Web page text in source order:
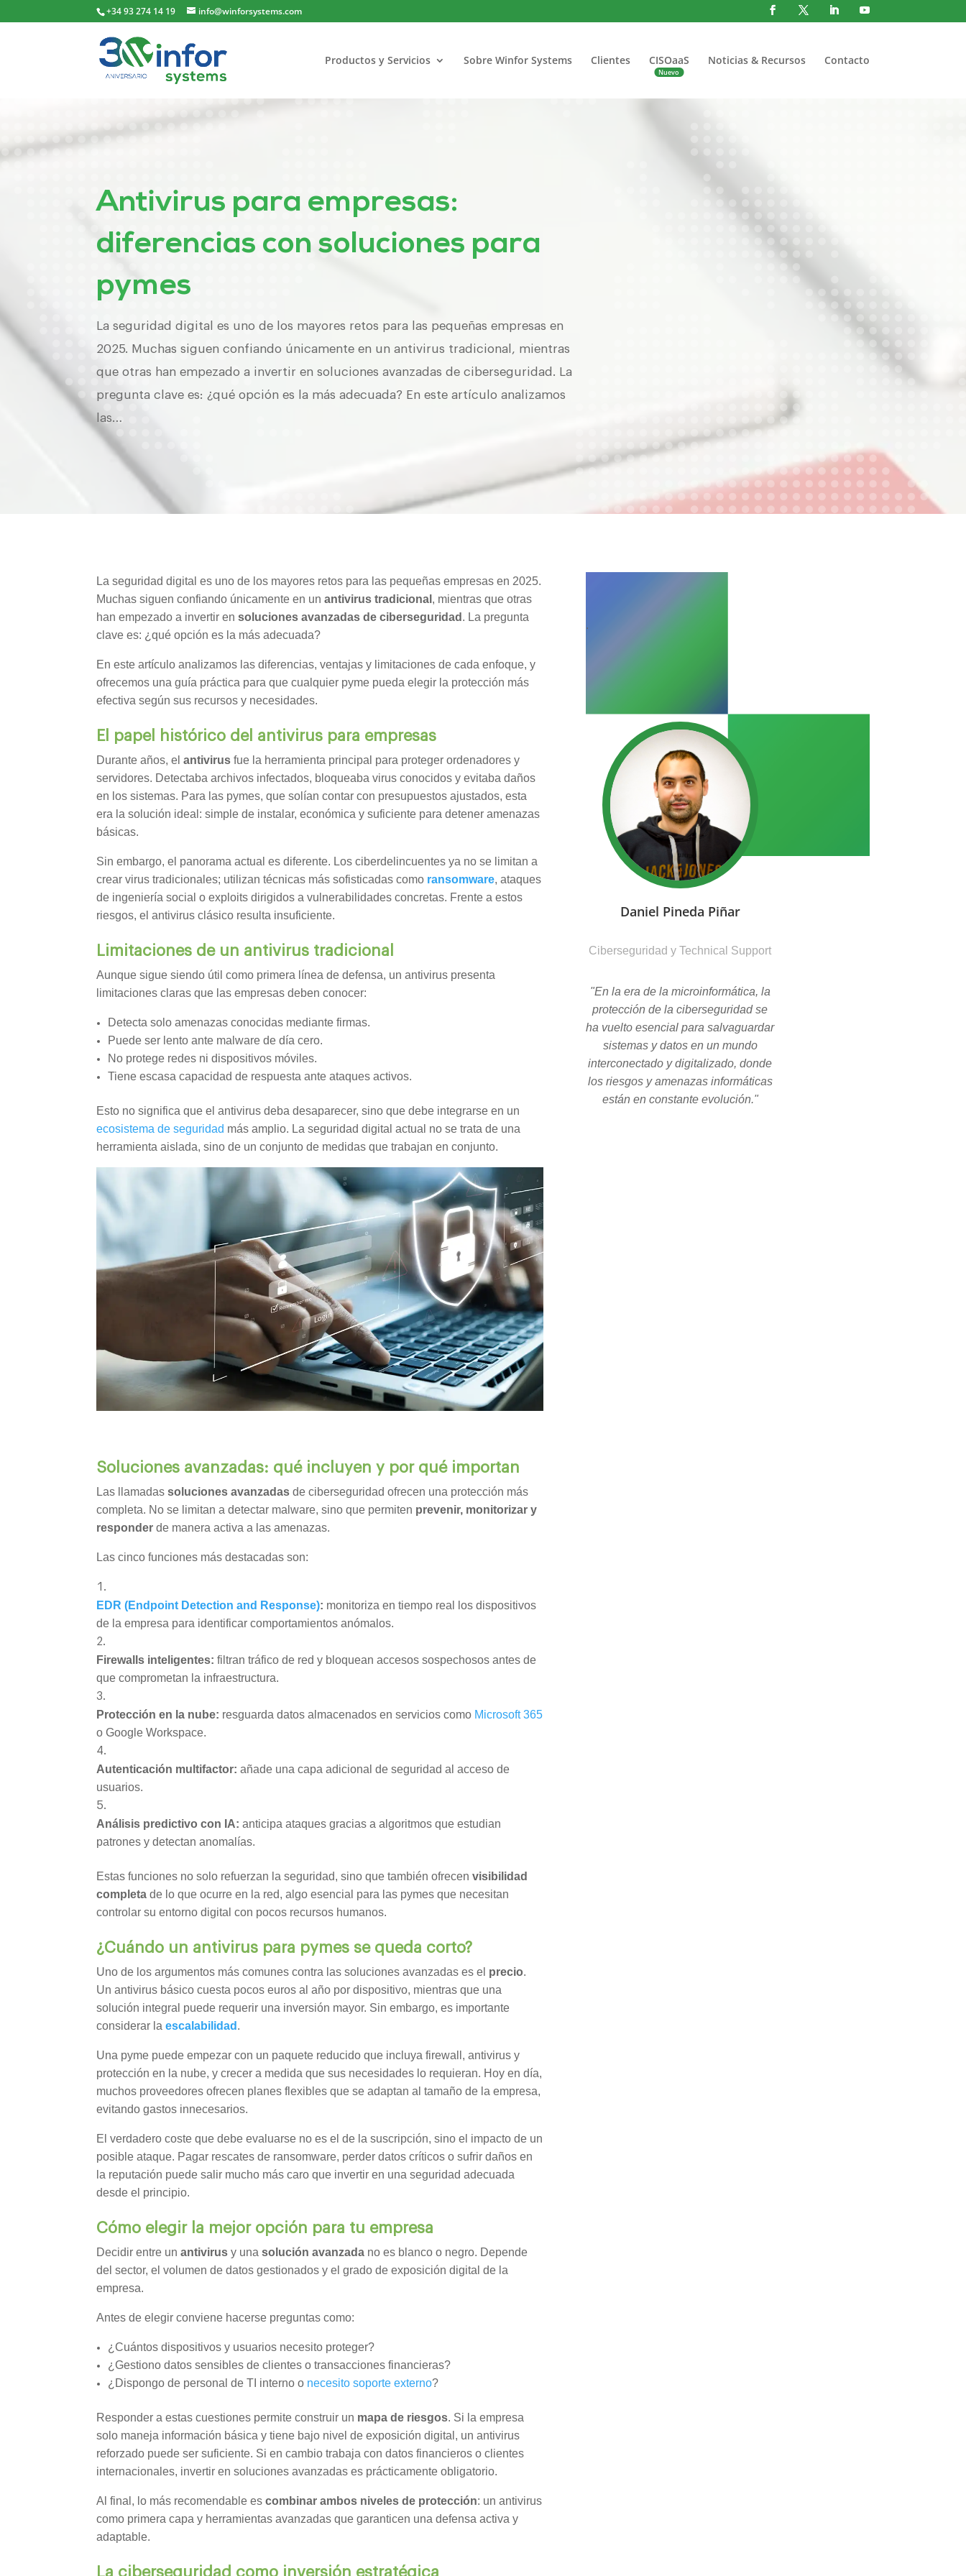
+34 93 274 14 19 info@winforsystems.com
Productos y Servicios Sobre Winfor Systems Clientes CISOaaS Noticias & Recursos Contacto
Antivirus para empresas:
diferencias con soluciones para
pymes
La seguridad digital es uno de los mayores retos para las pequeñas empresas en
2025. Muchas siguen confiando únicamente en un antivirus tradicional, mientras
que otras han empezado a invertir en soluciones avanzadas de ciberseguridad. La
pregunta clave es: ¿qué opción es la más adecuada? En este artículo analizamos
las…
La seguridad digital es uno de los mayores retos para las pequeñas empresas en 2025.
Muchas siguen confiando únicamente en unantivirus tradicional , mientras que otras
han empezado a invertir ensoluciones avanzadas de ciberseguridad . La pregunta
clave es: ¿qué opción es la más adecuada?
En este artículo analizamos las diferencias, ventajas y limitaciones de cada enfoque, y
ofrecemos una guía práctica para que cualquier pyme pueda elegir la protección más
efectiva según sus recursos y necesidades.
El papel histórico del antivirus para empresas
Durante años, elantivirus fue la herramienta principal para proteger ordenadores y
servidores. Detectaba archivos infectados, bloqueaba virus conocidos y evitaba daños
en los sistemas. Para las pymes, que solían contar con presupuestos ajustados, esta
era la solución ideal: simple de instalar, económica y suficiente para detener amenazas
básicas.
Sin embargo, el panorama actual es diferente. Los ciberdelincuentes ya no se limitan a
crear virus tradicionales; utilizan técnicas más sofisticadas como ransomware, ataques
de ingeniería social o exploits dirigidos a vulnerabilidades concretas. Frente a estos
riesgos, el antivirus clásico resulta insuficiente.
Limitaciones de un antivirus tradicional
Aunque sigue siendo útil como primera línea de defensa, un antivirus presenta
limitaciones claras que las empresas deben conocer:
Detecta solo amenazas conocidas mediante firmas.
Puede ser lento ante malware de día cero.
No protege redes ni dispositivos móviles.
Tiene escasa capacidad de respuesta ante ataques activos.
Esto no significa que el antivirus deba desaparecer, sino que debe integrarse en un
ecosistema de seguridad más amplio. La seguridad digital actual no se trata de una
herramienta aislada, sino de un conjunto de medidas que trabajan en conjunto.
Soluciones avanzadas: qué incluyen y por qué importan
Las llamadassoluciones avanzadas de ciberseguridad ofrecen una protección más
completa. No se limitan a detectar malware, sino que permiten prevenir, monitorizar y
responder de manera activa a las amenazas.
Las cinco funciones más destacadas son:
EDR (Endpoint Detection and Response): monitoriza en tiempo real los dispositivos
de la empresa para identificar comportamientos anómalos.
Firewalls inteligentes: filtran tráfico de red y bloquean accesos sospechosos antes de
que comprometan la infraestructura.
Protección en la nube: resguarda datos almacenados en servicios como Microsoft 365
o Google Workspace.
Autenticación multifactor: añade una capa adicional de seguridad al acceso de
usuarios.
Análisis predictivo con IA: anticipa ataques gracias a algoritmos que estudian
patrones y detectan anomalías.
Estas funciones no solo refuerzan la seguridad, sino que también ofrecenvisibilidad
completa de lo que ocurre en la red, algo esencial para las pymes que necesitan
controlar su entorno digital con pocos recursos humanos.
¿Cuándo un antivirus para pymes se queda corto?
Uno de los argumentos más comunes contra las soluciones avanzadas es el precio.
Un antivirus básico cuesta pocos euros al año por dispositivo, mientras que una
solución integral puede requerir una inversión mayor. Sin embargo, es importante
considerar laescalabilidad .
Una pyme puede empezar con un paquete reducido que incluya firewall, antivirus y
protección en la nube, y crecer a medida que sus necesidades lo requieran. Hoy en día,
muchos proveedores ofrecen planes flexibles que se adaptan al tamaño de la empresa,
evitando gastos innecesarios.
El verdadero coste que debe evaluarse no es el de la suscripción, sino el impacto de un
posible ataque. Pagar rescates de ransomware, perder datos críticos o sufrir daños en
la reputación puede salir mucho más caro que invertir en una seguridad adecuada
desde el principio.
Cómo elegir la mejor opción para tu empresa
Decidir entre unantivirus y unasolución avanzada no es blanco o negro. Depende
del sector, el volumen de datos gestionados y el grado de exposición digital de la
empresa.
Antes de elegir conviene hacerse preguntas como:
¿Cuántos dispositivos y usuarios necesito proteger?
¿Gestiono datos sensibles de clientes o transacciones financieras?
¿Dispongo de personal de TI interno o necesito soporte externo?
Responder a estas cuestiones permite construir un mapa de riesgos. Si la empresa
solo maneja información básica y tiene bajo nivel de exposición digital, un antivirus
reforzado puede ser suficiente. Si en cambio trabaja con datos financieros o clientes
internacionales, invertir en soluciones avanzadas es prácticamente obligatorio.
Al final, lo más recomendable escombinar ambos niveles de protección: un antivirus
como primera capa y herramientas avanzadas que garanticen una defensa activa y
adaptable.
La ciberseguridad como inversión estratégica
.
Daniel Pineda Piñar
Ciberseguridad y Technical Support
"En la era de la microinformática, la
protección de la ciberseguridad se
ha vuelto esencial para salvaguardar
sistemas y datos en un mundo
interconectado y digitalizado, donde
los riesgos y amenazas informáticas
están en constante evolución."